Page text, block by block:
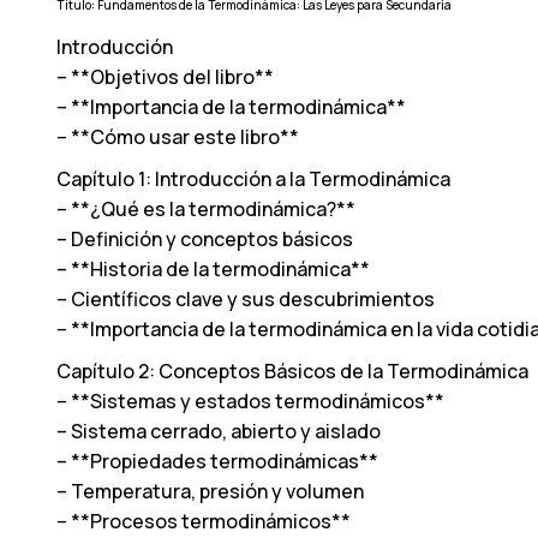
Título: Fundamentos de la Termodinámica: Las Leyes para Secundaria
Introducción
– **Objetivos del libro**
– **Importancia de la termodinámica**
– **Cómo usar este libro**
Capítulo 1: Introducción a la Termodinámica
– **¿Qué es la termodinámica?**
– Definición y conceptos básicos
– **Historia de la termodinámica**
– Científicos clave y sus descubrimientos
– **Importancia de la termodinámica en la vida
Capítulo 2: Conceptos Básicos de la Termodinámica
– **Sistemas y estados termodinámicos**
– Sistema cerrado, abierto y aislado
– **Propiedades termodinámicas**
– Temperatura, presión y volumen
– **Procesos termodinámicos**